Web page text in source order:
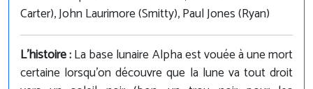
Carter), John Laurimore (Smitty), Paul Jones (Ryan)
L'histoire :La base lunaire Alpha est vouée à une mort
certaine lorsqu'on découvre que la lune va tout droit